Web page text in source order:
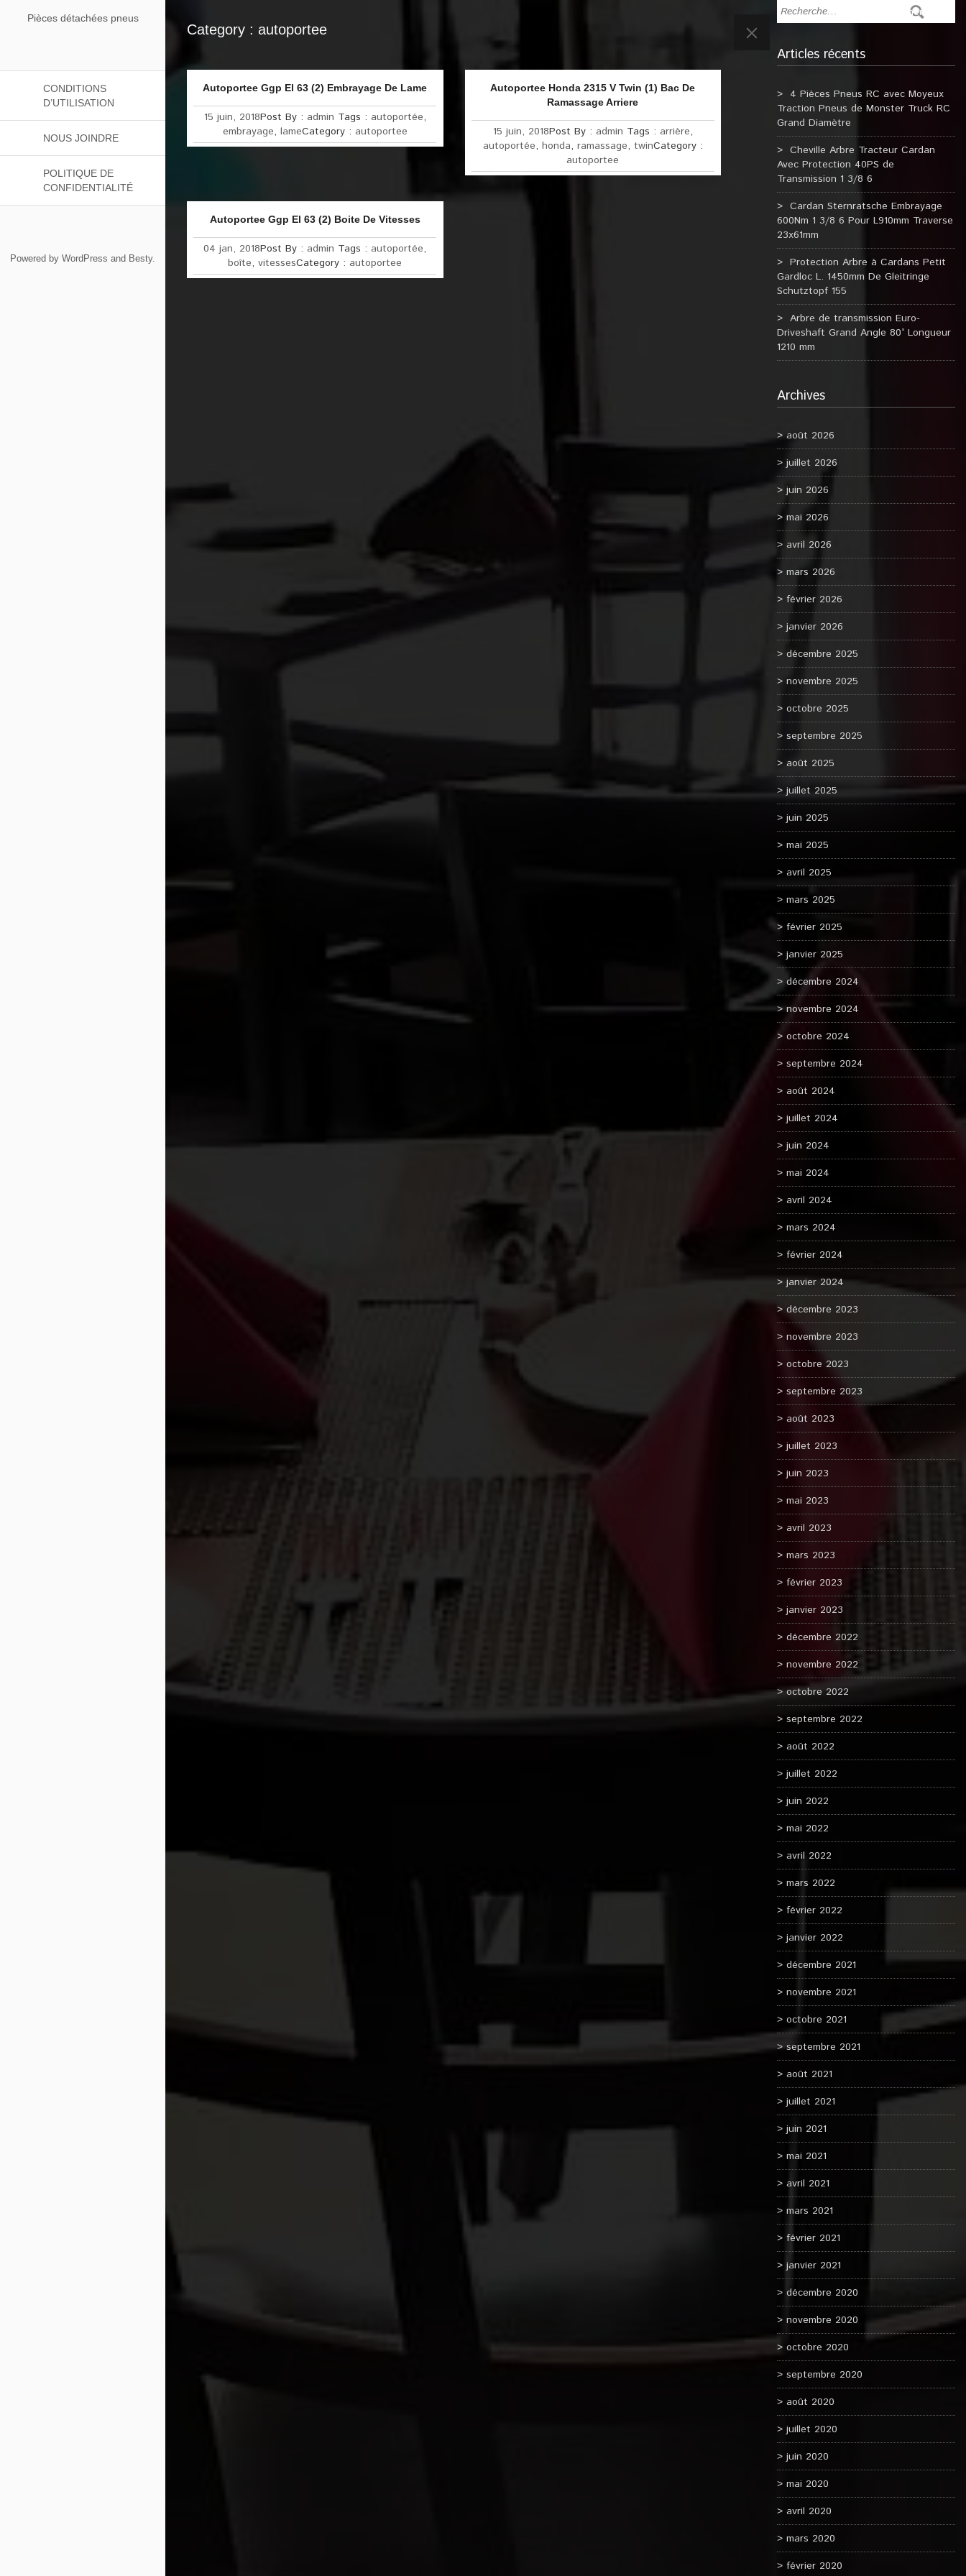
Pièces détachées pneus
CONDITIONS
D’UTILISATION
NOUS JOINDRE
POLITIQUE DE
CONFIDENTIALITÉ
Powered by WordPress and Besty.
Category : autoportee
Autoportee Ggp El 63 (2) Embrayage De Lame
15 juin, 2018Post By : admin Tags : autoportée,
embrayage, lameCategory : autoportee
Autoportee Honda 2315 V Twin (1) Bac De
Ramassage Arriere
15 juin, 2018Post By : admin Tags : arrière,
autoportée, honda, ramassage, twinCategory :
autoportee
Autoportee Ggp El 63 (2) Boite De Vitesses
04 jan, 2018Post By : admin Tags : autoportée,
boîte,vitessesCategory : autoportee
Articles récents
4 Pièces Pneus RC avec Moyeux
Traction Pneus de Monster Truck RC
Grand Diamètre
Cheville Arbre Tracteur Cardan
Avec Protection 40PS de
Transmission 1 3/8 6
Cardan Sternratsche Embrayage
600Nm 1 3/8 6 Pour L910mm Traverse
23x61mm
Protection Arbre à Cardans Petit
Gardloc L. 1450mm De Gleitringe
Schutztopf 155
Arbre de transmission Euro-
Driveshaft Grand Angle 80° Longueur
1210 mm
Archives
août 2026
juillet 2026
juin 2026
mai 2026
avril 2026
mars 2026
février 2026
janvier 2026
décembre 2025
novembre 2025
octobre 2025
septembre 2025
août 2025
juillet 2025
juin 2025
mai 2025
avril 2025
mars 2025
février 2025
janvier 2025
décembre 2024
novembre 2024
octobre 2024
septembre 2024
août 2024
juillet 2024
juin 2024
mai 2024
avril 2024
mars 2024
février 2024
janvier 2024
décembre 2023
novembre 2023
octobre 2023
septembre 2023
août 2023
juillet 2023
juin 2023
mai 2023
avril 2023
mars 2023
février 2023
janvier 2023
décembre 2022
novembre 2022
octobre 2022
septembre 2022
août 2022
juillet 2022
juin 2022
mai 2022
avril 2022
mars 2022
février 2022
janvier 2022
décembre 2021
novembre 2021
octobre 2021
septembre 2021
août 2021
juillet 2021
juin 2021
mai 2021
avril 2021
mars 2021
février 2021
janvier 2021
décembre 2020
novembre 2020
octobre 2020
septembre 2020
août 2020
juillet 2020
juin 2020
mai 2020
avril 2020
mars 2020
février 2020